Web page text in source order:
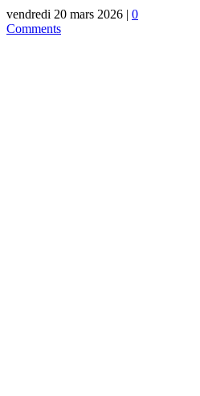
vendredi 20 mars 2026 | 0
Comments